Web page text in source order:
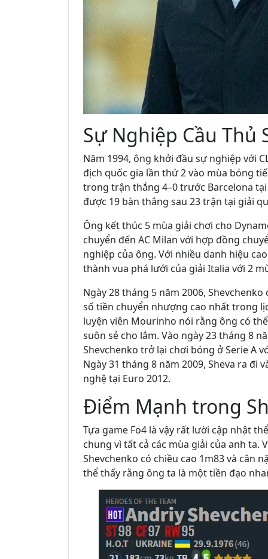
Sự Nghiệp Cầu Thủ
Năm 1994, ông khởi đầu sự nghiệp với
địch quốc gia lần thứ 2 vào mùa bóng
trong trận thắng 4–0 trước Barcelona tại
được 19 bàn thắng sau 23 trận tại giải
Ông kết thúc 5 mùa giải chơi cho
chuyển đến AC Milan với hợp đồng
nghiệp của ông. Với nhiều danh hiệu
thành vua phá lưới của giải Italia với 2
Ngày 28 tháng 5 năm 2006,
số tiền chuyển nhượng cao nhất trong
luyện viên Mourinho nói rằng ông có
suôn sẻ cho lắm. Vào ngày 23 tháng 8
Shevchenko trở lại chơi bóng ở Serie A
Ngày 31 tháng 8 năm 2009, Sheva ra đi
nghệ tại Euro 2012.
Điểm Mạnh trong
Tựa game Fo4 là vậy rất lười cập nhật
chung vì tất cả các mùa giải của anh ta.
Shevchenko có chiều cao 1m83 và cân
thể thấy rằng ông ta là một tiền đạo